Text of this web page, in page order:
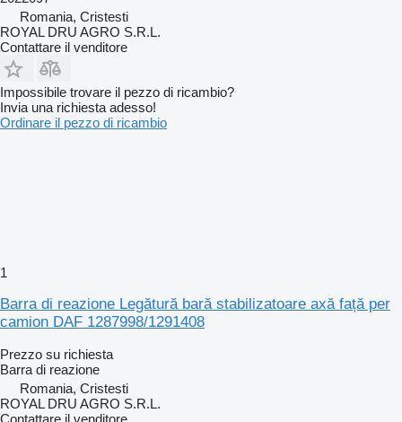
Romania, Cristesti
ROYAL DRU AGRO S.R.L.
Contattare il venditore
Impossibile trovare il pezzo di ricambio?
Invia una richiesta adesso!
Ordinare il pezzo di ricambio
1
Barra di reazione Legătură bară stabilizatoare axă față per
camion DAF 1287998/1291408
Prezzo su richiesta
Barra di reazione
Romania, Cristesti
ROYAL DRU AGRO S.R.L.
Contattare il venditore